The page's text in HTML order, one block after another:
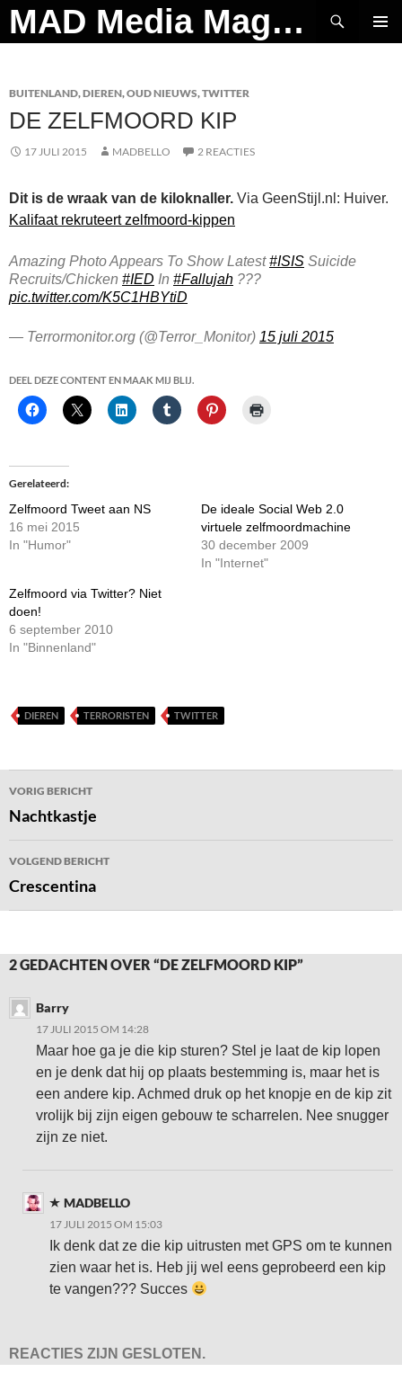
Ga
naar
MAD Media Magazine
Zoeken
BUITENLAND,DIEREN,OUD NIEUWS,TWITTER
DE ZELFMOORD KIP
17 JULI 2015 MADBELLO 2 REACTIES
Dit is de wraak van de kiloknaller. Via GeenStijl.nl: Huiver.
Kalifaat rekruteert zelfmoord-kippen
Amazing Photo Appears To Show Latest#ISIS Suicide
Recruits/Chicken #IED In #Fallujah ???
pic.twitter.com/K5C1HBYtiD
— Terrormonitor.org (@Terror_Monitor) 15 juli 2015
DEEL DEZE CONTENT EN MAAK MIJ BLIJ.
Gerelateerd
Zelfmoord Tweet aan NS
16 mei 2015
In "Humor"
De ideale Social Web 2.0
virtuele zelfmoordmachine
30 december 2009
In "Internet"
Zelfmoord via Twitter? Niet
doen!
6 september 2010
In "Binnenland"
DIEREN TERRORISTEN TWITTER
Bericht
navigatie
VORIG BERICHT
Nachtkastje
VOLGEND BERICHT
Crescentina
2 GEDACHTEN OVER “DE ZELFMOORD KIP”
Barry
17 JULI 2015 OM 14:28
Maar hoe ga je die kip sturen? Stel je laat de kip lopen
en je denk dat hij op plaats bestemming is, maar het is
een andere kip. Achmed druk op het knopje en de kip zit
vrolijk bij zijn eigen gebouw te scharrelen. Nee snugger
zijn ze niet.
MADBELLO
17 JULI 2015 OM 15:03
Ik denk dat ze die kip uitrusten met GPS om te kunnen
zien waar het is. Heb jij wel eens geprobeerd een kip
te vangen??? Succes
REACTIES ZIJN GESLOTEN.